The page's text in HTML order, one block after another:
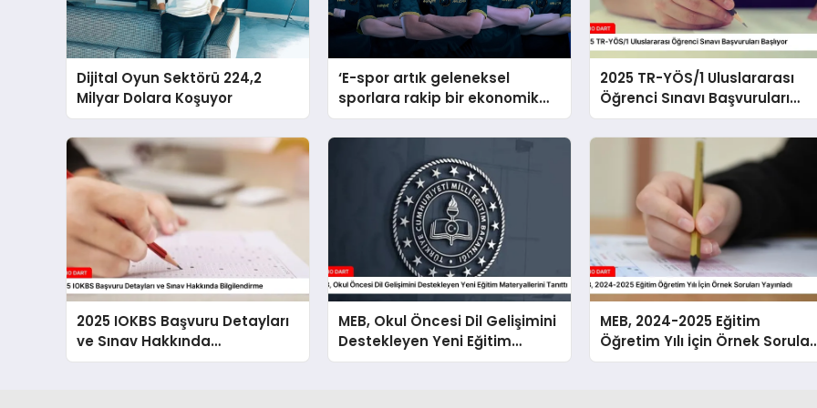
Dijital Oyun Sektörü 224,2
Milyar Dolara Koşuyor
‘E-spor artık geleneksel
sporlara rakip bir ekonomik
büyüklüğe sahip’
2025 TR-YÖS/1 Uluslararası
Öğrenci Sınavı Başvuruları
Başlıyor
2025 IOKBS Başvuru Detayları
ve Sınav Hakkında
Bilgilendirme
MEB, Okul Öncesi Dil Gelişimini
Destekleyen Yeni Eğitim
Materyallerini Tanıttı
MEB, 2024-2025 Eğitim
Öğretim Yılı İçin Örnek
Yayınladı